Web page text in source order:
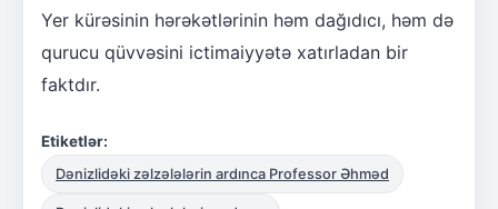
Yer kürəsinin hərəkətlərinin həm dağıdıcı, həm də
qurucu qüvvəsini ictimaiyyətə xatırladan bir
faktdır.
Etiketlər:
Dənizlidəki zəlzələlərin ardınca Professor Əhməd